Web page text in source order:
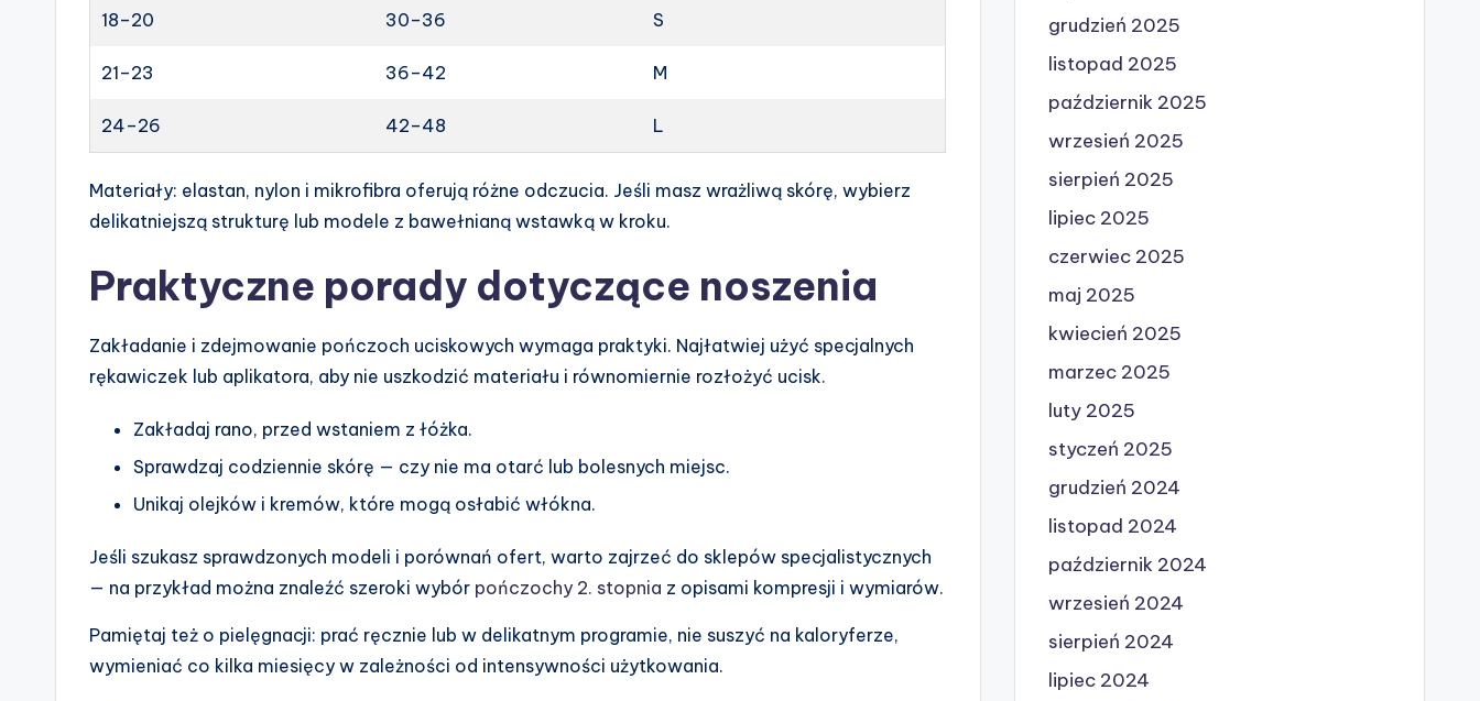
18–20 30–36 S
21–23 36–42 M
24–26 42–48 L
Materiały: elastan, nylon i mikrofibra oferują różne odczucia. Jeśli masz wrażliwą skórę, wybierz
delikatniejszą strukturę lub modele z bawełnianą wstawką w kroku.
Praktyczne porady dotyczące noszenia
Zakładanie i zdejmowanie pończoch uciskowych wymaga praktyki. Najłatwiej użyć specjalnych
rękawiczek lub aplikatora, aby nie uszkodzić materiału i równomiernie rozłożyć ucisk.
Zakładaj rano, przed wstaniem z łóżka.
Sprawdzaj codziennie skórę — czy nie ma otarć lub bolesnych miejsc.
Unikaj olejków i kremów, które mogą osłabić włókna.
Jeśli szukasz sprawdzonych modeli i porównań ofert, warto zajrzeć do sklepów specjalistycznych
— na przykład można znaleźć szeroki wybór pończochy 2. stopnia z opisami kompresji i wymiarów.
Pamiętaj też o pielęgnacji: prać ręcznie lub w delikatnym programie, nie suszyć na kaloryferze,
wymieniać co kilka miesięcy w zależności od intensywności użytkowania.
grudzień 2025
listopad 2025
październik 2025
wrzesień 2025
sierpień 2025
lipiec 2025
czerwiec 2025
maj 2025
kwiecień 2025
marzec 2025
luty 2025
styczeń 2025
grudzień 2024
listopad 2024
październik 2024
wrzesień 2024
sierpień 2024
lipiec 2024